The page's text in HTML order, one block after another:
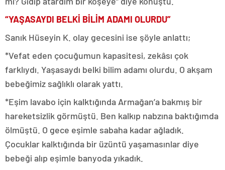
“YAŞASAYDI BELKİ BİLİM ADAMI OLURDU”
Sanık Hüseyin K. olay gecesini ise şöyle anlattı;
*Vefat eden çocuğumun kapasitesi, zekâsı çok
farklıydı. Yaşasaydı belki bilim adamı olurdu. O akşam
bebeğimiz sağlıklı olarak yattı.
*Eşim lavabo için kalktığında Armağan’a bakmış bir
hareketsizlik görmüştü. Ben kalkıp nabzına baktığımda
ölmüştü. O gece eşimle sabaha kadar ağladık.
Çocuklar kalktığında bir üzüntü yaşamasınlar diye
bebeği alıp eşimle banyoda yıkadık.